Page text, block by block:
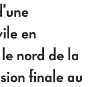
en
nord de la
finale au